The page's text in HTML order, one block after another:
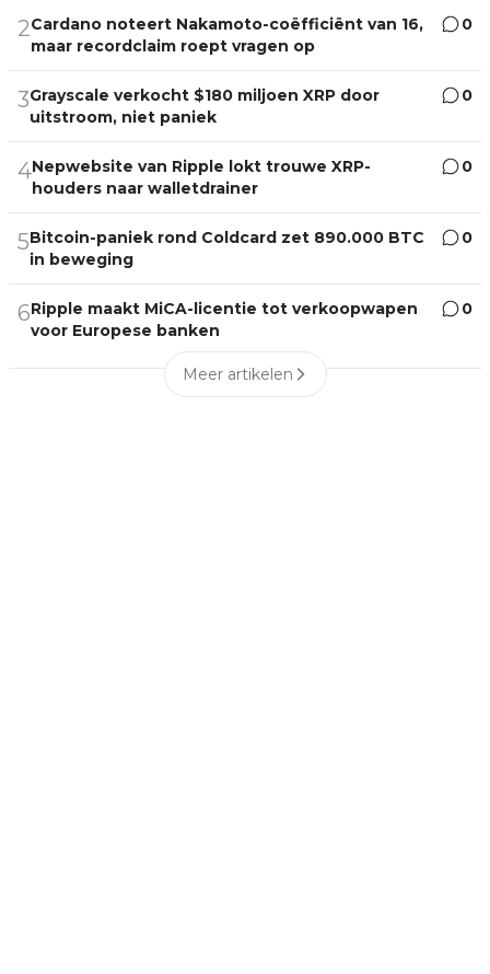
2Cardano noteert Nakamoto-coëfficiënt van 16,
maar recordclaim roept vragen op
0
3Grayscale verkocht $180 miljoen XRP door
uitstroom, niet paniek
0
4Nepwebsite van Ripple lokt trouwe XRP-
houders naar walletdrainer
0
5Bitcoin-paniek rond Coldcard zet 890.000 BTC
in beweging
0
6Ripple maakt MiCA-licentie tot verkoopwapen
voor Europese banken
0
Meer artikelen